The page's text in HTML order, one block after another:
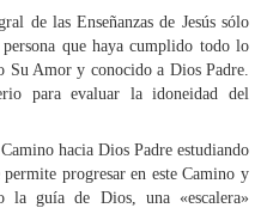
de las Enseñanzas de Jesús sólo
que haya cumplido todo lo
Su Amor y conocido a Dios Padre.
para evaluar la idoneidad del
hacia Dios Padre estudiando
progresar en este Camino y
la guía de Dios, una «escalera»